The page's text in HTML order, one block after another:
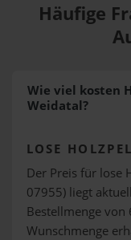
Häufige
Wie viel kosten
Weidatal?
LOSE
Der Preis für lose
07955) liegt
Bestellmenge von
Wunschmenge